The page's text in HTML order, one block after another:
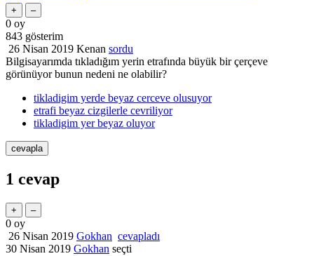
0 oy
843 gösterim
26 Nisan 2019 Kenan sordu
Bilgisayarımda tıkladığım yerin etrafında büyük bir çerçeve
görünüyor bunun nedeni ne olabilir?
tikladigim yerde beyaz cerceve olusuyor
etrafi beyaz cizgilerle cevriliyor
tikladigim yer beyaz oluyor
1 cevap
0 oy
26 Nisan 2019 Gokhan cevapladı
30 Nisan 2019 Gokhan seçti